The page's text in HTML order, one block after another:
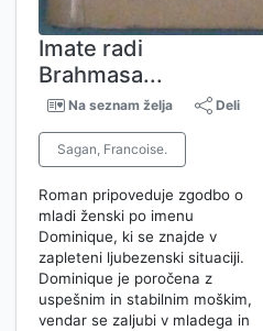
Imate radi
Brahmasa...
Na seznam želja Deli
Sagan, Francoise.
Roman pripoveduje zgodbo o
mladi ženski po imenu
Dominique, ki se znajde v
zapleteni ljubezenski situaciji.
Dominique je poročena z
uspešnim in stabilnim moškim,
vendar se zaljubi v mladega in